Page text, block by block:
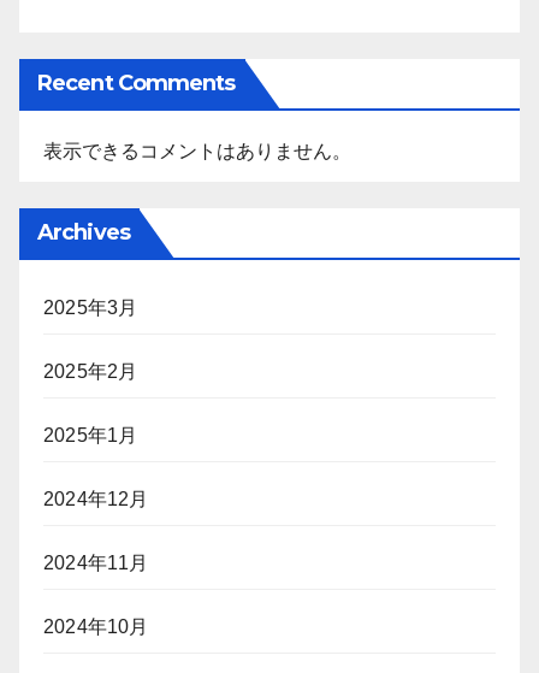
Recent Comments
表示できるコメントはありません。
Archives
2025年3月
2025年2月
2025年1月
2024年12月
2024年11月
2024年10月